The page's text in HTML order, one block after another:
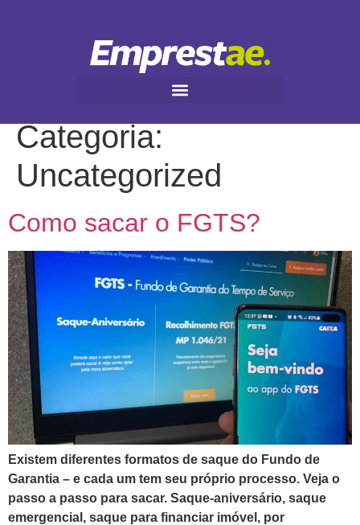
Categoria:
Uncategorized
Como sacar o FGTS?
Existem diferentes formatos de saque do Fundo de
Garantia – e cada um tem seu próprio processo. Veja o
passo a passo para sacar. Saque-aniversário, saque
emergencial, saque para financiar imóvel, por